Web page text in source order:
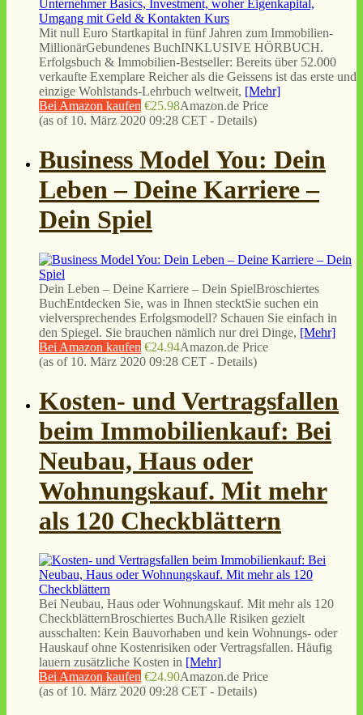
Mit null Euro Startkapital in fünf Jahren zum Immobilien-
MillionärGebundenes BuchINKLUSIVE HÖRBUCH.
Erfolgsbuch & Immobilien-Bestseller: Bereits über 52.000
verkaufte Exemplare Reicher als die Geissens ist das erste und
einzige Wohlstands-Lehrbuch weltweit, [Mehr]
Bei Amazon kaufen €25.98Amazon.de Price
(as of 10. März 2020 09:28 CET - Details)
Business Model You: Dein
Leben – Deine Karriere –
Dein Spiel
Dein Leben – Deine Karriere – Dein SpielBroschiertes
BuchEntdecken Sie, was in Ihnen stecktSie suchen ein
vielversprechendes Erfolgsmodell? Schauen Sie einfach in
den Spiegel. Sie brauchen nämlich nur drei Dinge, [Mehr]
Bei Amazon kaufen €24.94Amazon.de Price
(as of 10. März 2020 09:28 CET - Details)
Kosten- und Vertragsfallen
beim Immobilienkauf: Bei
Neubau, Haus oder
Wohnungskauf. Mit mehr
als 120 Checkblättern
Bei Neubau, Haus oder Wohnungskauf. Mit mehr als 120
CheckblätternBroschiertes BuchAlle Risiken gezielt
ausschalten: Kein Bauvorhaben und kein Wohnungs- oder
Hauskauf ohne Kostenrisiken oder Vertragsfallen. Häufig
lauern zusätzliche Kosten in [Mehr]
Bei Amazon kaufen €24.90Amazon.de Price
(as of 10. März 2020 09:28 CET - Details)